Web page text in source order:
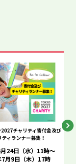
チャリティ寄付金及び
ティランナー募集！
24日（水）11時～
月9日（木）17時